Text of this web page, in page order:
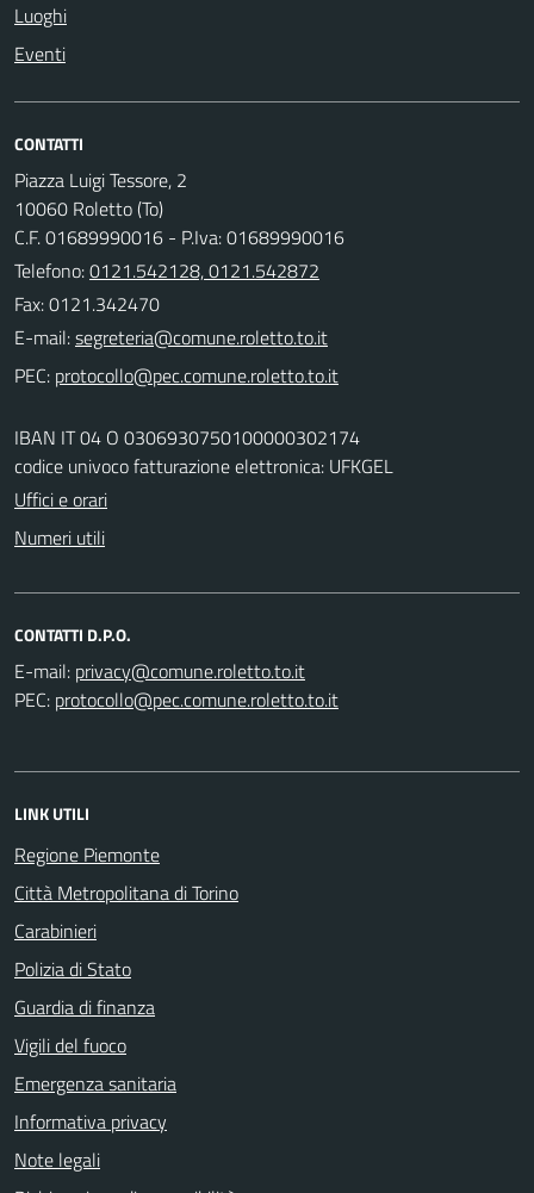
Luoghi
Eventi
CONTATTI
Piazza Luigi Tessore, 2
10060 Roletto (To)
C.F. 01689990016 - P.Iva: 01689990016
Telefono:0121.542128, 0121.542872
Fax: 0121.342470
E-mail:
PEC:
IBAN IT 04 O 0306930750100000302174
codice univoco fatturazione elettronica: UFKGEL
Uffici e orari
Numeri utili
CONTATTI D.P.O.
E-mail:
PEC:
LINK UTILI
Regione Piemonte
Città Metropolitana di Torino
Carabinieri
Polizia di Stato
Guardia di finanza
Vigili del fuoco
Emergenza sanitaria
Informativa privacy
Note legali